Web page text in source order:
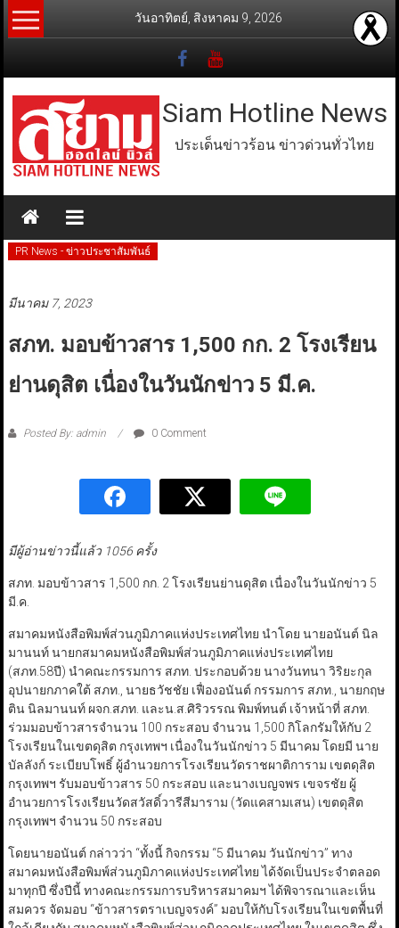
Skip
to
วันอาทิตย์, สิงหาคม 9, 2026
Siam Hotline News
ประเด็นข่าวร้อน ข่าวด่วนทั่วไทย
PR News - ข่าวประชาสัมพันธ์
มีนาคม 7, 2023
สภท. มอบข้าวสาร 1,500 กก. 2 โรงเรียน
ย่านดุสิต เนื่องในวันนักข่าว 5 มี.ค.
Posted By: admin 0 Comment
มีผู้อ่านข่าวนี้แล้ว 1056 ครั้ง
สภท. มอบข้าวสาร 1,500 กก. 2 โรงเรียนย่านดุสิต เนื่องในวันนักข่าว 5
มี.ค.
สมาคมหนังสือพิมพ์ส่วนภูมิภาคแห่งประเทศไทย นำโดย นายอนันต์ นิล
มานนท์ นายกสมาคมหนังสือพิมพ์ส่วนภูมิภาคแห่งประเทศไทย
(สภท.58ปี) นำคณะกรรมการ สภท. ประกอบด้วย นางวันทนา วิริยะกุล
อุปนายกภาคใต้ สภท., นายธวัชชัย เฟื่องอนันต์ กรรมการ สภท., นายกฤษ
ติน นิลมานนท์ ผจก.สภท. และน.ส.ศิริวรรณ พิมพ์ทนต์ เจ้าหน้าที่ สภท.
ร่วมมอบข้าวสารจำนวน 100 กระสอบ จำนวน 1,500 กิโลกรัมให้กับ 2
โรงเรียนในเขตดุสิต กรุงเทพฯ เนื่องในวันนักข่าว 5 มีนาคม โดยมี นาย
บัลลังก์ ระเบียบโพธิ์ ผู้อำนวยการโรงเรียนวัดราชผาติการาม เขตดุสิต
กรุงเทพฯ รับมอบข้าวสาร 50 กระสอบ และนางเบญจพร เขจรชัย ผู้
อำนวยการโรงเรียนวัดสวัสดิ์วารีสีมาราม (วัดแคสามเสน) เขตดุสิต
กรุงเทพฯ จำนวน 50 กระสอบ
โดยนายอนันต์ กล่าวว่า “ทั้งนี้ กิจกรรม “5 มีนาคม วันนักข่าว” ทาง
สมาคมหนังสือพิมพ์ส่วนภูมิภาคแห่งประเทศไทย ได้จัดเป็นประจำตลอด
มาทุกปี ซึ่งปีนี้ ทางคณะกรรมการบริหารสมาคมฯ ได้พิจารณาและเห็น
สมควร จัดมอบ “ข้าวสารตราเบญจรงค์” มอบให้กับโรงเรียนในเขตพื้นที่